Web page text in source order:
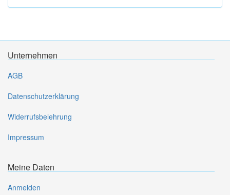
Unternehmen
AGB
Datenschutzerklärung
Widerrufsbelehrung
Impressum
Meine Daten
Anmelden